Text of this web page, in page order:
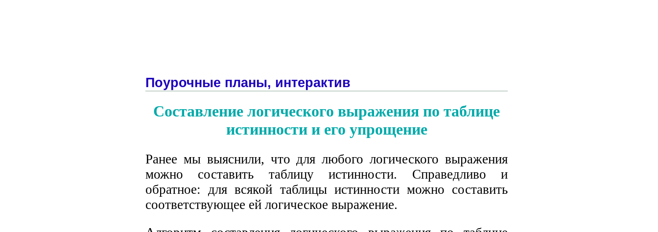
Поурочные планы, интерактив
Составление логического выражения по таблице
истинности и его упрощение
Ранее мы выяснили, что для любого логического выражения
можно составить таблицу истинности. Справедливо и
обратное: для всякой таблицы истинности можно составить
соответствующее ей логическое выражение.